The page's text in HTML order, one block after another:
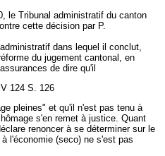
le Tribunal administratif du canton
cette décision par P.
dans lequel il conclut,
du jugement cantonal, en
de dire qu'il
124 S. 126
pleines" et qu'il n'est pas tenu à
s'en remet à justice. Quant
renoncer à se déterminer sur le
l'économie (seco) ne s'est pas